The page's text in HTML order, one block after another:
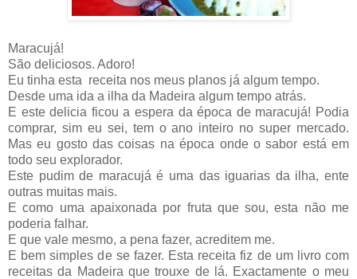
Maracujá!
São deliciosos. Adoro!
Eu tinha esta receita nos meus planos já algum tempo.
Desde uma ida a ilha da Madeira algum tempo atrás.
E este delicia ficou a espera da época de maracujá! Podia
comprar, sim eu sei, tem o ano inteiro no super mercado.
Mas eu gosto das coisas na época onde o sabor está em
todo seu explorador.
Este pudim de maracujá é uma das iguarias da ilha, ente
outras muitas mais.
E como uma apaixonada por fruta que sou, esta não me
poderia falhar.
E que vale mesmo, a pena fazer, acreditem me.
E bem simples de se fazer. Esta receita fiz de um livro com
receitas da Madeira que trouxe de lá. Exactamente o meu